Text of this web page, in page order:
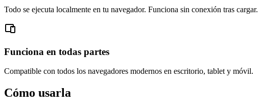
Todo se ejecuta localmente en tu navegador. Funciona sin conexión tras cargar.
Funciona en todas partes
Compatible con todos los navegadores modernos en escritorio, tablet y móvil.
Cómo usarla